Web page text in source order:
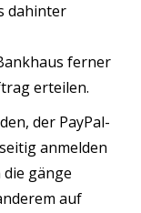
dahinter
ferner
erteilen.
der PayPal-
anmelden
gänge
auf